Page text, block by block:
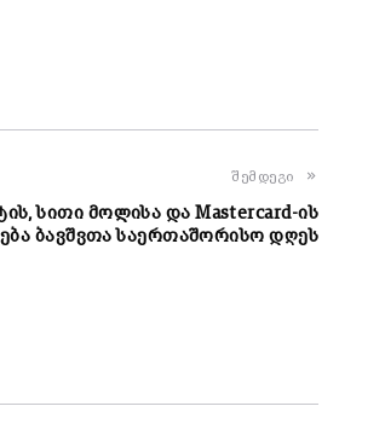
შემდეგი
სითი მოლისა და Mastercard-ის
ბავშვთა საერთაშორისო დღეს